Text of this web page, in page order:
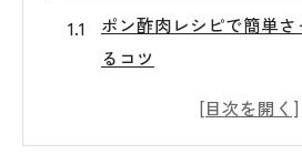
ポン酢肉レシピで簡単
るコツ
ポン酢肉料理が時短にも